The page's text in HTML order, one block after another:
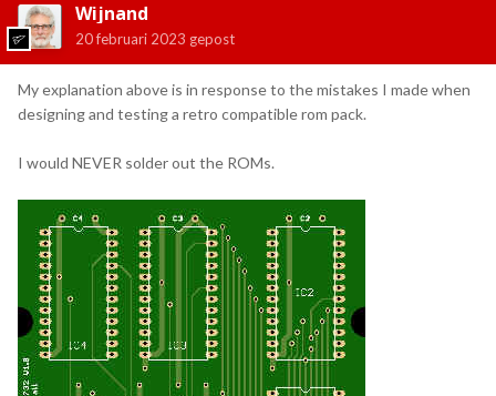
Wijnand
20 februari 2023 gepost
My explanation above is in response to the mistakes I made when
designing and testing a retro compatible rom pack.
I would NEVER solder out the ROMs.